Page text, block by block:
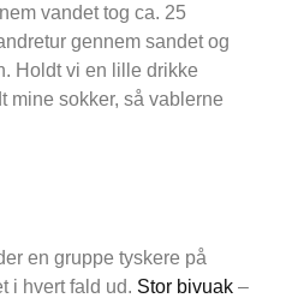
vandet tog ca. 25
gennem sandet og
Holdt vi en lille drikke
mine sokker, så vablerne
en gruppe tyskere på
i hvert fald ud. Stor bivuak –